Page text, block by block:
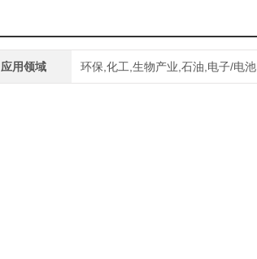
应用领域 环保,化工,生物产业,石油,电子/电池